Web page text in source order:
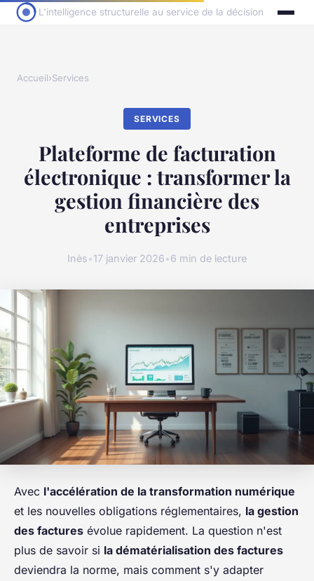
L'intelligence structurelle au service de la décision
Accueil›Services
SERVICES
Plateforme de facturation
électronique : transformer la
gestion financière des
entreprises
Inès•17 janvier 2026•6 min de lecture
Avec l'accélération de la transformation numérique
et les nouvelles obligations réglementaires, la gestion
des factures évolue rapidement. La question n'est
plus de savoir si la dématérialisation des factures
deviendra la norme, mais comment s'y adapter